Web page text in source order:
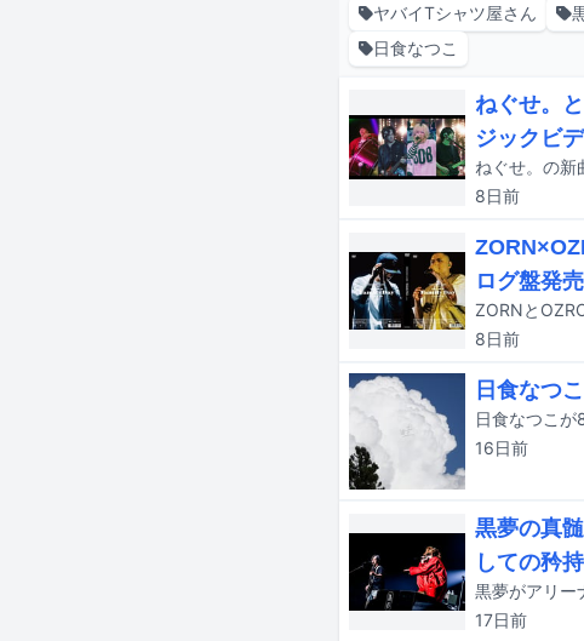
ヤバイTシャツ屋さん
日食なつこ
ねぐせ。
ジックビ
ねぐせ。の新
8日前
ログ盤発売
8日前
日食なつ
日食なつこが
16日前
黒夢の真
しての矜持
17日前